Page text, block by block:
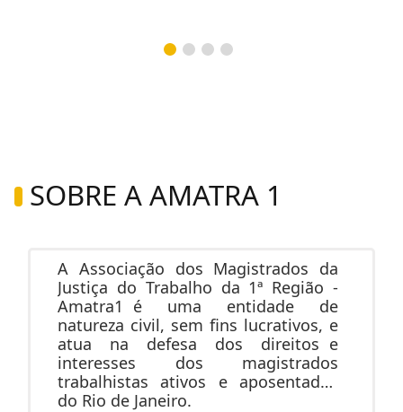
SOBRE A AMATRA 1
A Associação dos Magistrados da
Justiça do Trabalho da 1ª Região -
Amatra1 é uma entidade de
natureza civil, sem fins lucrativos, e
atua na defesa dos direitos e
interesses dos magistrados
trabalhistas ativos e aposentados
do Rio de Janeiro.